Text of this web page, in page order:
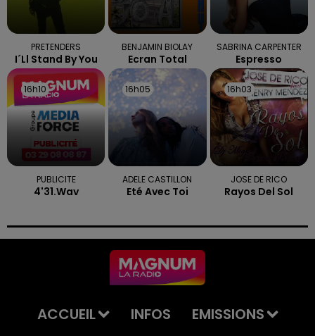
PRETENDERS
I´ll Stand By You
BENJAMIN BIOLAY
Ecran Total
SABRINA CARPENTER
Espresso
16h10
16h10
PUBLICITE
4'31.wav
16h05
16h05
ADELE CASTILLON
Eté Avec Toi
16h03
16h03
JOSE DE RICO
Rayos Del Sol
ACCUEIL INFOS EMISSIONS